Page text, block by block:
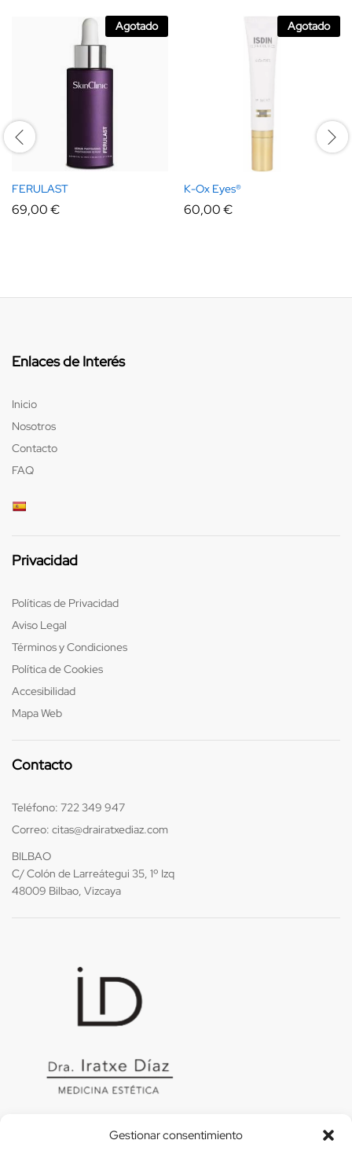
Gestionar consentimiento
Agotado
FERULAST
69,00€
Agotado
K-Ox Eyes®
60,00€
Enlaces de Interés
Inicio
Nosotros
Contacto
FAQ
Privacidad
Políticas de Privacidad
Aviso Legal
Términos y Condiciones
Política de Cookies
Accesibilidad
Mapa Web
Contacto
Teléfono: 722 349 947
Correo: citas@drairatxediaz.com
BILBAO
C/ Colón de Larreátegui 35, 1º Izq
48009 Bilbao, Vizcaya